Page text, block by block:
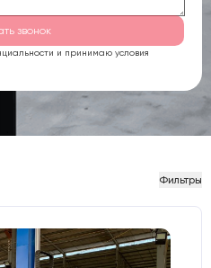
звонок
и принимаю условия
Фильтры